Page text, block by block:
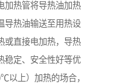
加热管将导热油加热
导热油输送至用热设
或直接电加热，导热
稳定、安全性好等优
以上）加热的场合，